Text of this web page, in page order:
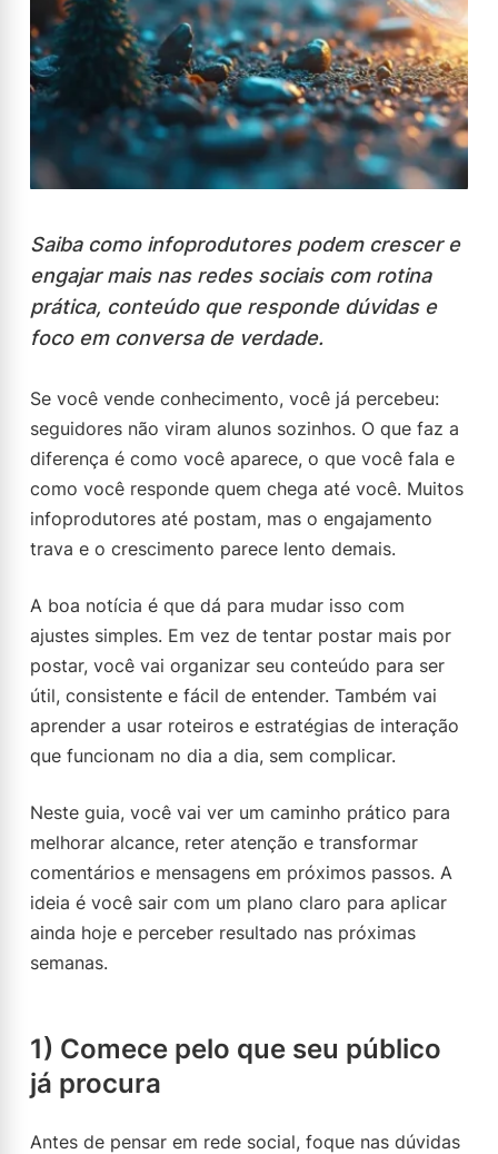
Saiba como infoprodutores podem crescer e
engajar mais nas redes sociais com rotina
prática, conteúdo que responde dúvidas e
foco em conversa de verdade.
Se você vende conhecimento, você já percebeu:
seguidores não viram alunos sozinhos. O que faz a
diferença é como você aparece, o que você fala e
como você responde quem chega até você. Muitos
infoprodutores até postam, mas o engajamento
trava e o crescimento parece lento demais.
A boa notícia é que dá para mudar isso com
ajustes simples. Em vez de tentar postar mais por
postar, você vai organizar seu conteúdo para ser
útil, consistente e fácil de entender. Também vai
aprender a usar roteiros e estratégias de interação
que funcionam no dia a dia, sem complicar.
Neste guia, você vai ver um caminho prático para
melhorar alcance, reter atenção e transformar
comentários e mensagens em próximos passos. A
ideia é você sair com um plano claro para aplicar
ainda hoje e perceber resultado nas próximas
semanas.
1) Comece pelo que seu público
já procura
Antes de pensar em rede social, foque nas dúvidas